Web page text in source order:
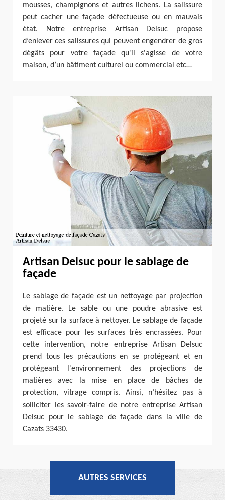
mousses, champignons et autres lichens. La salissure
peut cacher une façade défectueuse ou en mauvais
état. Notre entreprise Artisan Delsuc propose
d’enlever ces salissures qui peuvent engendrer de gros
dégâts pour votre façade qu'il s'agisse de votre
maison, d’un bâtiment culturel ou commercial etc…
Artisan Delsuc pour le sablage de
façade
Le sablage de façade est un nettoyage par projection
de matière. Le sable ou une poudre abrasive est
projeté sur la surface à nettoyer. Le sablage de façade
est efficace pour les surfaces très encrassées. Pour
cette intervention, notre entreprise Artisan Delsuc
prend tous les précautions en se protégeant et en
protégeant l'environnement des projections de
matières avec la mise en place de bâches de
protection, vitrage compris. Ainsi, n’hésitez pas à
solliciter les savoir-faire de notre entreprise Artisan
Delsuc pour le sablage de façade dans la ville de
Cazats 33430.
AUTRES SERVICES